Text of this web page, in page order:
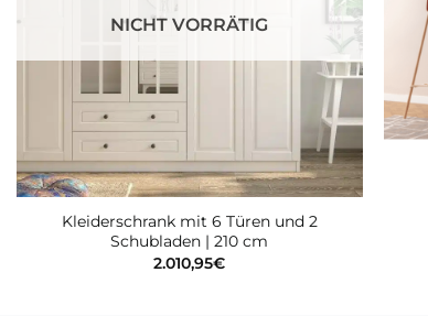
NICHT VORRÄTIG
Kleiderschrank mit 6 Türen und 2
Schubladen | 210 cm
2.010,95€